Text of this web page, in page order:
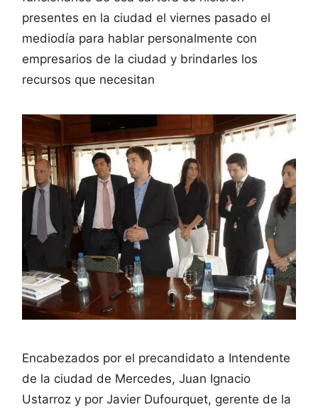
presentes en la ciudad el viernes pasado el
mediodía para hablar personalmente con
empresarios de la ciudad y brindarles los
recursos que necesitan
Encabezados por el precandidato a Intendente
de la ciudad de Mercedes, Juan Ignacio
Ustarroz y por Javier Dufourquet, gerente de la